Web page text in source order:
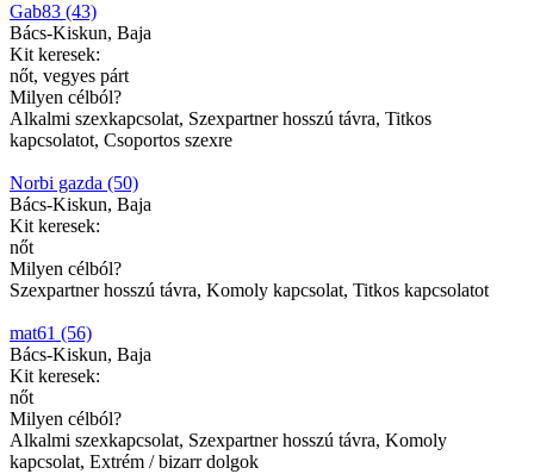
Gab83 (43)
Bács-Kiskun, Baja
Kit keresek:
nőt, vegyes párt
Milyen célból?
Alkalmi szexkapcsolat, Szexpartner hosszú távra, Titkos
kapcsolatot, Csoportos szexre
Norbi gazda (50)
Bács-Kiskun, Baja
Kit keresek:
nőt
Milyen célból?
Szexpartner hosszú távra, Komoly kapcsolat, Titkos kapcsolatot
mat61 (56)
Bács-Kiskun, Baja
Kit keresek:
nőt
Milyen célból?
Alkalmi szexkapcsolat, Szexpartner hosszú távra, Komoly
kapcsolat, Extrém / bizarr dolgok